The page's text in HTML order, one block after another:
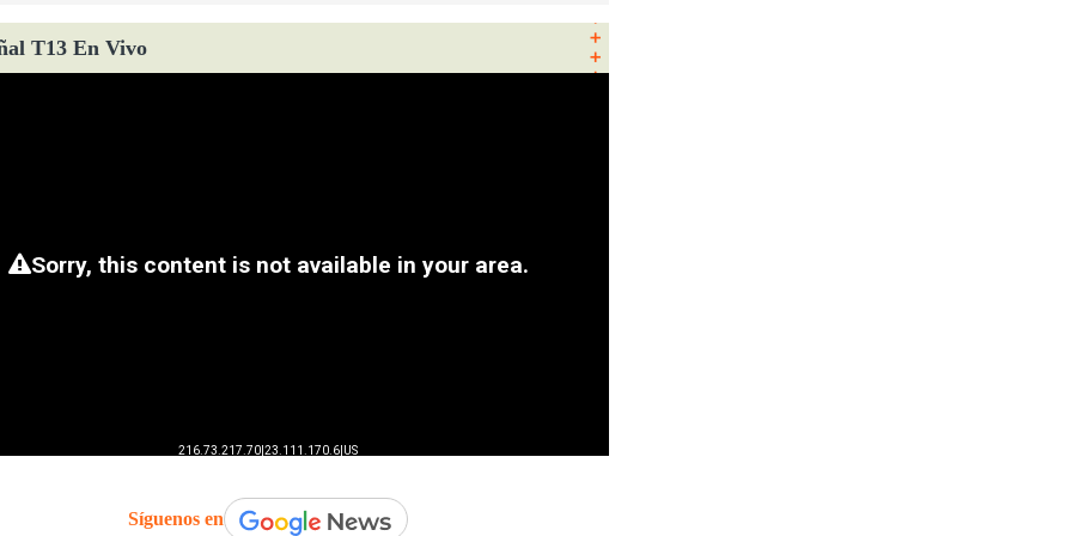
T13 En Vivo
Síguenos en